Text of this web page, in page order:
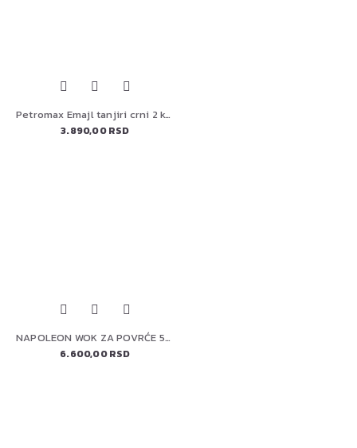
Petromax Emajl tanjiri crni 2 komada
3.890,00 RSD
NAPOLEON WOK ZA POVRĆE 56027
6.600,00 RSD